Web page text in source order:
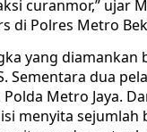
curanmor,” ujar
di Polres Metro
yang diamankan
Sementara dua
Metro Jaya.
menyita sejumlah